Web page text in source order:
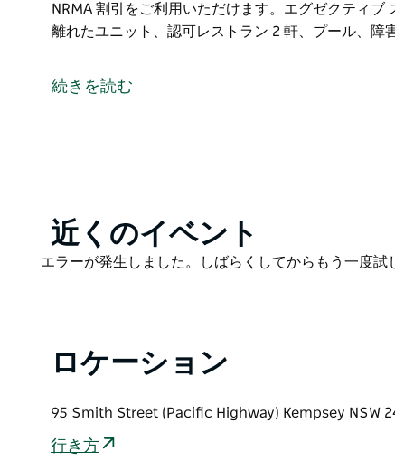
NRMA 割引をご利用いただけます。エグゼクティ
離れたユニット、認可レストラン 2 軒、プール、障
ブ、食料品店、その他必要なものすべてまで徒歩で
続きを読む
Product
List
近くのイベント
Product
エラーが発生しました。しばらくしてからもう一度試
ロケーション
95 Smith Street (Pacific Highway) Kempsey NSW
行き方